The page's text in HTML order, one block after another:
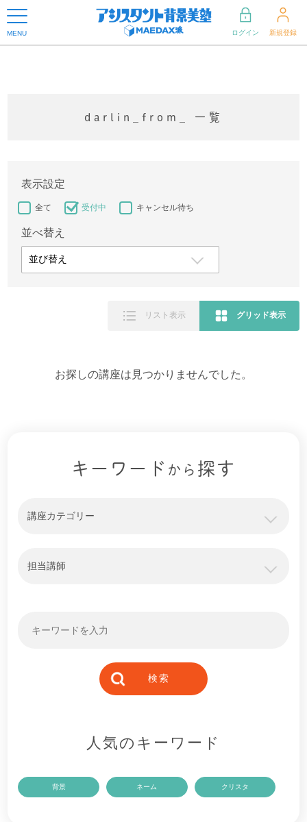
MENU ログイン 新規登録
darlin_from_ 一覧
表示設定
全て 受付中 キャンセル待ち
並べ替え
リスト表示 グリッド表示
お探しの講座は見つかりませんでした。
キーワード から 探す
講座カテゴリー
担当講師
人気のキーワード
背景 ネーム クリスタ